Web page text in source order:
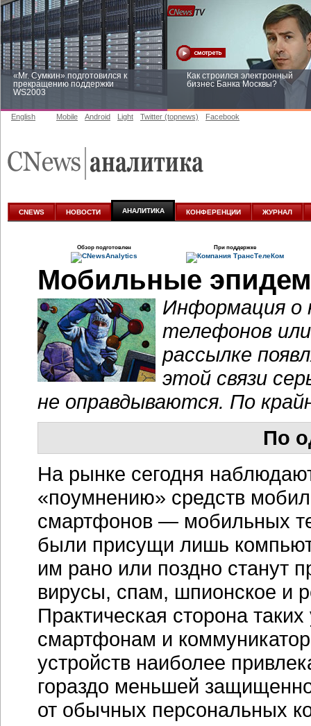
«Mr. Сумкин» подготовился к
прекращению поддержки
WS2003
Как строился электронный
бизнес Банка Москвы?
аналитике
English Mobile Android Light Twitter (topnews) Facebook
CNEWS НОВОСТИ АНАЛИТИКА КОНФЕРЕНЦИИ ЖУРНАЛ
Обзор подготовлен При поддержке
Мобильные
Информация о
телефонов
рассылке
этой связи
не оправдываются. По
По
На рынке сегодня
«поумнению» средств
смартфонов — мобильных
были присущи лишь
им рано или поздно
вирусы, спам, шпионское и
Практическая сторона
смартфонам и
устройств наиболее
гораздо меньшей
от обычных персональных